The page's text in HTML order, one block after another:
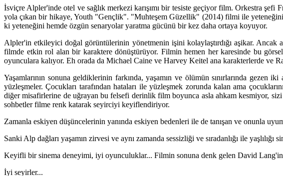
İsviçre Alpler'inde otel ve sağlık merkezi karışımı bir tesiste geçiyor film. Orkestra
yola çıkan bir hikaye, Youth "Gençlik". "Muhteşem Güzellik" (2014) filmi ile
ki yeteneğini hemde özgün senaryolar yaratma gücünü bir kez daha ortaya koyuyor.
Alpler'in etkileyici doğal görüntülerinin yönetmenin işini kolaylaştırdığı aşikar.
filmde etkin rol alan bir karaktere dönüştürüyor. Filmin hemen her karesinde bu
oyunculara kalıyor. Eh orada da Michael Caine ve Harvey Keitel ana karakterlerde ve
Yaşamlarının sonuna geldiklerinin farkında, yaşamın ve ölümün sınırlarında gezen
yüzleşmeler. Çocukları tarafından hataları ile yüzleşmek zorunda kalan ama
diğer misafirlerine de uğrayan bu felsefi derinlik film boyunca asla ahkam kesmiyor,
sohbetler filme renk katarak seyirciyi keyiflendiriyor.
Zamanla eskiyen düşüncelerinin yanında eskiyen bedenleri ile de tanışan ve onunla
Sanki Alp dağları yaşamın zirvesi ve aynı zamanda sessizliği ve sıradanlığı ile yaşlılığı
Keyifli bir sinema deneyimi, iyi oyunculuklar... Filmin sonuna denk gelen David Lang'in
İyi seyirler...